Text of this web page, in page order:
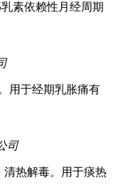
素依赖性月经周期
用于经期乳胀痛有
司
清热解毒。用于痰热